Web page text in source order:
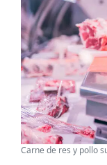
Carne de res y pollo